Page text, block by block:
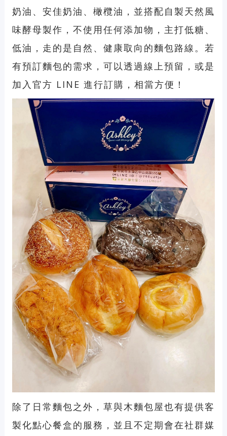
奶油、安佳奶油、橄欖油，並搭配自製天然風
味酵母製作，不使用任何添加物，主打低糖、
低油，走的是自然、健康取向的麵包路線。若
有預訂麵包的需求，可以透過線上預留，或是
加入官方 LINE 進行訂購，相當方便！
除了日常麵包之外，草與木麵包屋也有提供客
製化點心餐盒的服務，並且不定期會在社群媒